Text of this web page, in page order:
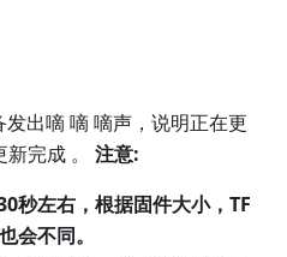
出嘀 嘀 嘀声，说明正在更
完成 。 注意:
秒左右，根据固件⼤⼩，TF
会不同。